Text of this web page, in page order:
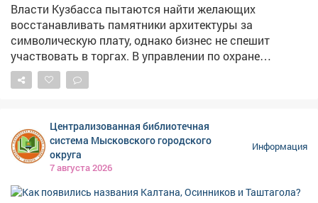
Власти Кузбасса пытаются найти желающих
восстанавливать памятники архитектуры за
символическую плату, однако бизнес не спешит
участвовать в торгах. В управлении по охране
объектов культурного наследия Кузбасса на запрос
портала " PROKUZBASS.RU " сообщили, что процедура
здания по символической цене и вдохнуть в них
новую жизнь до сих пор не нашлось. Суть инициативы
предполагает, что предприниматели получают
на себя обязательства по их полной научной
Централизованная библиотечная
система Мысковского городского
округа
7 августа 2026
Информация